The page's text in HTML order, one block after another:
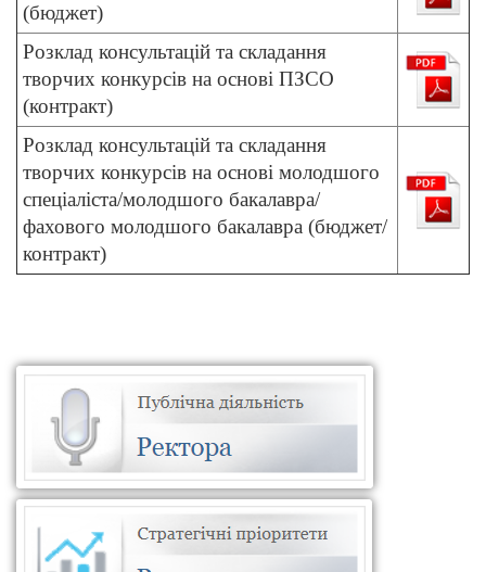
(бюджет)
Розклад консультацій та складання
творчих конкурсів на основі ПЗСО
(контракт)
Розклад консультацій та складання
творчих конкурсів на основі молодшого
спеціаліста/молодшого бакалавра/
фахового молодшого бакалавра (бюджет/
контракт)